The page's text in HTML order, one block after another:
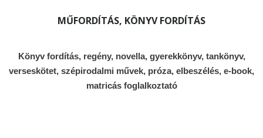
MŰFORDÍTÁS, KÖNYV FORDÍTÁS
Könyv fordítás, regény, novella, gyerekkönyv, tankönyv,
verseskötet, szépirodalmi művek, próza, elbeszélés, e-book,
matricás foglalkoztató